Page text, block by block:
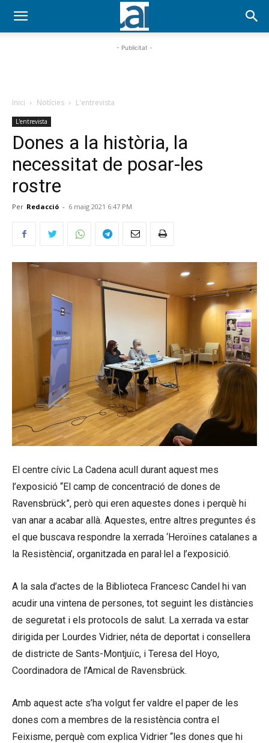
- Publicitat -
Inici Notícies L'entrevista
L'entrevista
Dones a la història, la
necessitat de posar-les
rostre
Per Redacció - 6 maig 2021 6:47 PM
El centre cívic La Cadena acull durant aquest mes
l’exposició “El camp de concentració de dones de
Ravensbrück”, però qui eren aquestes dones i perquè hi
van anar a acabar allà. Aquestes, entre altres preguntes és
el que buscava respondre la xerrada ‘Heroïnes catalanes a
la Resistència’, organitzada en paral·lel a l’exposició.
A la sala d’actes de la Biblioteca Francesc Candel hi van
acudir una vintena de persones, tot seguint les distàncies
de seguretat i els protocols de salut. La xerrada va estar
dirigida per Lourdes Vidrier, néta de deportat i consellera
de districte de Sants-Montjuïc, i Teresa del Hoyo,
Coordinadora de l’Amical de Ravensbrück.
Amb aquest acte s’ha volgut fer valdre el paper de les
dones com a membres de la resistència contra el
Feixisme, perquè com explica Vidrier “les dones que hi